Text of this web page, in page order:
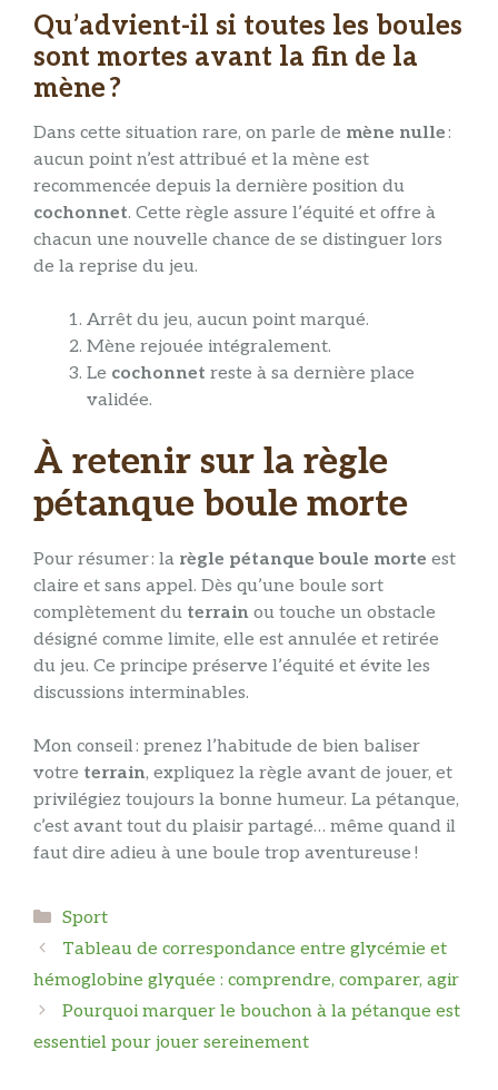
Qu’advient-il si toutes les boules
sont mortes avant la fin de la
mène ?
Dans cette situation rare, on parle de mène nulle :
aucun point n’est attribué et la mène est
recommencée depuis la dernière position du
cochonnet. Cette règle assure l’équité et offre à
chacun une nouvelle chance de se distinguer lors
de la reprise du jeu.
Arrêt du jeu, aucun point marqué.
Mène rejouée intégralement.
Le cochonnet reste à sa dernière place
validée.
À retenir sur la règle
pétanque boule morte
Pour résumer : la règle pétanque boule morte est
claire et sans appel. Dès qu’une boule sort
complètement du terrain ou touche un obstacle
désigné comme limite, elle est annulée et retirée
du jeu. Ce principe préserve l’équité et évite les
discussions interminables.
Mon conseil : prenez l’habitude de bien baliser
votre terrain, expliquez la règle avant de jouer, et
privilégiez toujours la bonne humeur. La pétanque,
c’est avant tout du plaisir partagé… même quand il
faut dire adieu à une boule trop aventureuse !
Catégories
Sport
Tableau de correspondance entre glycémie et
hémoglobine glyquée : comprendre, comparer, agir
Pourquoi marquer le bouchon à la pétanque est
essentiel pour jouer sereinement